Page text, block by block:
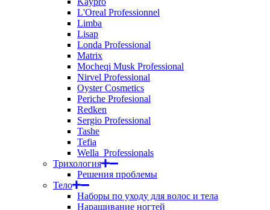
L'Oreal Professionnel
Limba
Lisap
Londa Professional
Matrix
Mocheqi Musk Professional
Nirvel Professional
Oyster Cosmetics
Periche Profesional
Redken
Sergio Professional
Tashe
Tefia
Wella_Professionals
Трихология
Решения проблемы
Тело
Наборы по уходу для волос и тела
Наращивание ногтей